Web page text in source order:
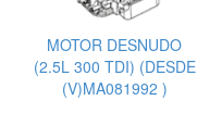
MOTOR DESNUDO
(2.5L 300 TDI) (DESDE
(V)MA081992 )